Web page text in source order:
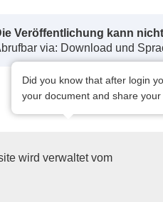
Veröffentlichung kann
via: Download und
Did you know that after login
your document and share
wird verwaltet vom